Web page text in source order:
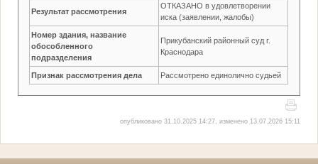
Результат рассмотрения
ОТКАЗАНО в удовлетворении
иска (заявлении, жалобы)
Номер здания, название
обособленного
подразделения
Прикубанский районный суд г.
Краснодара
Признак рассмотрения дела Рассмотрено единолично судьей
опубликовано 31.10.2025 14:27, изменено 13.07.2026 15:11